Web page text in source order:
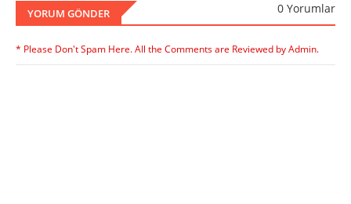
YORUM GÖNDER 0 Yorumlar
* Please Don't Spam Here. All the Comments are Reviewed by Admin.